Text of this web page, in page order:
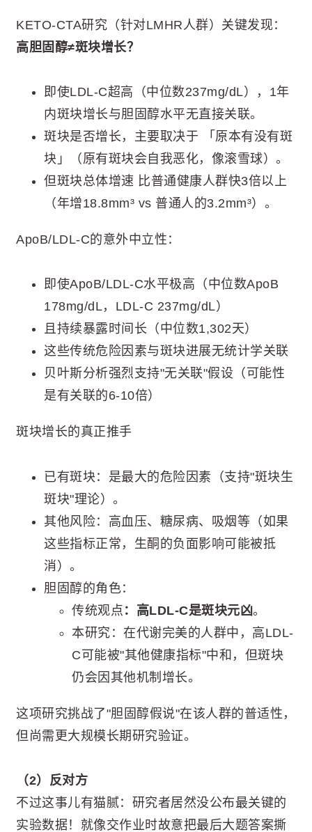
KETO-CTA研究（针对LMHR人群）关键发现：
高胆固醇≠斑块增长？
即使LDL-C超高（中位数237mg/dL），1年
内斑块增长与胆固醇水平无直接关联。
斑块是否增长，主要取决于 「原本有没有斑
块」（原有斑块会自我恶化，像滚雪球）。
但斑块总体增速 比普通健康人群快3倍以上
（年增18.8mm³ vs 普通人的3.2mm³）。
ApoB/LDL-C的意外中立性：
即使ApoB/LDL-C水平极高（中位数ApoB
178mg/dL，LDL-C 237mg/dL）
且持续暴露时间长（中位数1,302天）
这些传统危险因素与斑块进展无统计学关联
贝叶斯分析强烈支持"无关联"假设（可能性
是有关联的6-10倍）
斑块增长的真正推手
已有斑块：是最大的危险因素（支持"斑块生
斑块"理论）。
其他风险：高血压、糖尿病、吸烟等（如果
这些指标正常，生酮的负面影响可能被抵
消）。
胆固醇的角色：
传统观点 ：高LDL-C是斑块元凶。
本研究：在代谢完美的人群中，高LDL-
C可能被"其他健康指标"中和，但斑块
仍会因其他机制增长。
这项研究挑战了"胆固醇假说"在该人群的普适性，
但尚需更大规模长期研究验证。
（2）反对方
不过这事儿有猫腻：研究者居然没公布最关键的
实验数据！就像交作业时故意把最后大题答案撕